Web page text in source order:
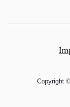
Copyright